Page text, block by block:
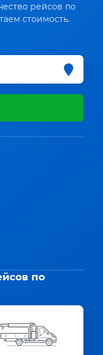
рейсов по
стоимость.
по